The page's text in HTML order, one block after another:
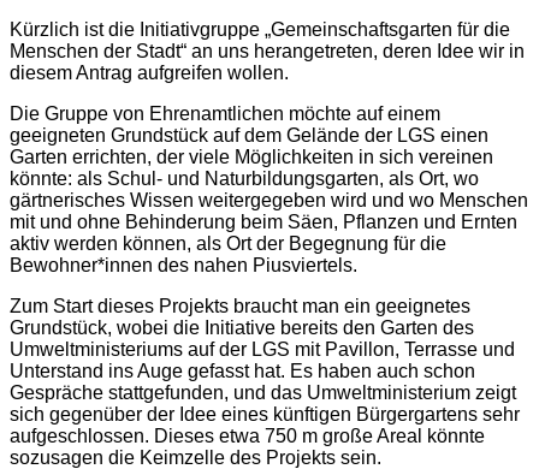
Kürzlich ist die Initiativgruppe „Gemeinschaftsgarten für die
Menschen der Stadt“ an uns herangetreten, deren Idee wir in
diesem Antrag aufgreifen wollen.
Die Gruppe von Ehrenamtlichen möchte auf einem
geeigneten Grundstück auf dem Gelände der LGS einen
Garten errichten, der viele Möglichkeiten in sich vereinen
könnte: als Schul- und Naturbildungsgarten, als Ort, wo
gärtnerisches Wissen weitergegeben wird und wo Menschen
mit und ohne Behinderung beim Säen, Pflanzen und Ernten
aktiv werden können, als Ort der Begegnung für die
Bewohner*innen des nahen Piusviertels.
Zum Start dieses Projekts braucht man ein geeignetes
Grundstück, wobei die Initiative bereits den Garten des
Umweltministeriums auf der LGS mit Pavillon, Terrasse und
Unterstand ins Auge gefasst hat. Es haben auch schon
Gespräche stattgefunden, und das Umweltministerium zeigt
sich gegenüber der Idee eines künftigen Bürgergartens sehr
aufgeschlossen. Dieses etwa 750 m große Areal könnte
sozusagen die Keimzelle des Projekts sein.